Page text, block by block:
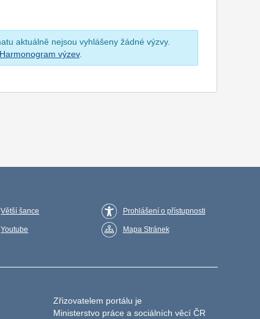
aktuálně nejsou vyhlášeny žádné výzvy.
Harmonogram výzev.
Větší šance
Youtube
Prohlášení o přístupnosti
Mapa Stránek
Zřizovatelem portálu je
Ministerstvo práce a sociálních věcí ČR